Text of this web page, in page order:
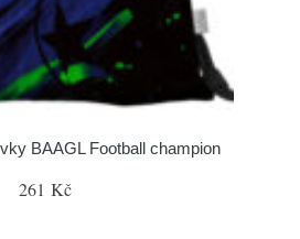
BAAGL Football champion
261 Kč